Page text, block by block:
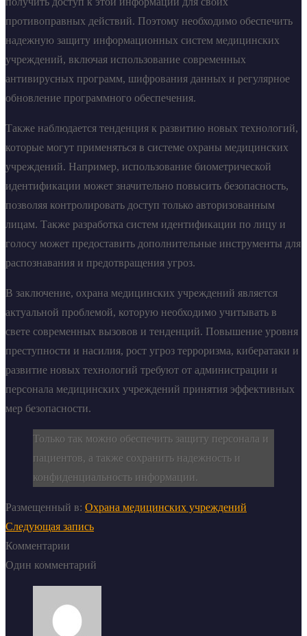
противоправных действий. Поэтому необходимо обеспечить
надежную защиту информационных систем медицинских
учреждений, включая использование современных
антивирусных программ, шифрования данных и регулярное
обновление программного обеспечения.
Также наблюдается тенденция к развитию новых технологий,
которые могут применяться в системе охраны медицинских
учреждений. Например, использование биометрической
идентификации может значительно повысить безопасность,
позволяя контролировать доступ только авторизованным
лицам. Также разработка систем идентификации по лицу и
голосу может предоставить дополнительные инструменты для
распознавания и предотвращения угроз.
В заключение, охрана медицинских учреждений является
актуальной проблемой, которую необходимо учитывать в
свете современных вызовов и тенденций. Повышение уровня
преступности и насилия, рост угроз терроризма, кибератаки и
развитие новых технологий требуют от администрации и
персонала медицинских учреждений принятия эффективных
мер безопасности.
Только так можно обеспечить защиту персонала и
пациентов, а также сохранить надежность и
конфиденциальность информации.
Размещенный в: Охрана медицинских учреждений
Следующая запись
Комментарии
Один комментарий